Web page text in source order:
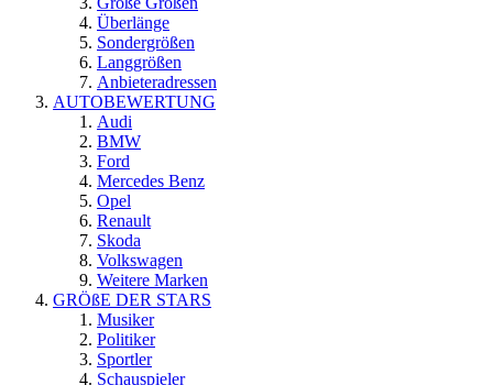
Überlänge
Sondergrößen
Langgrößen
Anbieteradressen
AUTOBEWERTUNG
Audi
BMW
Ford
Mercedes Benz
Opel
Renault
Skoda
Volkswagen
Weitere Marken
GRÖßE DER STARS
Musiker
Politiker
Sportler
Schauspieler